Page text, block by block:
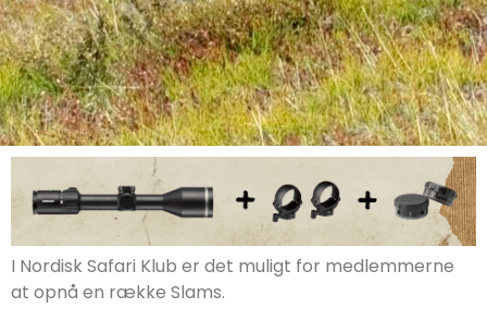
I Nordisk Safari Klub er det muligt for medlemmerne
at opnå en række Slams.